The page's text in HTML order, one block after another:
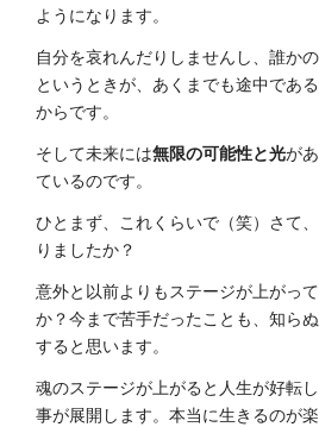
ようになります。
自分を哀れんだりしませんし、誰か
というときが、あくまでも途中であ
からです。
そして未来には無限の可能性と光が
ているのです。
ひとまず、これくらいで（笑）さて
りましたか？
意外と以前よりもステージが上がっ
か？今まで苦手だったことも、知ら
すると思います。
魂のステージが上がると人生が好転
事が展開します。本当に生きるのが楽